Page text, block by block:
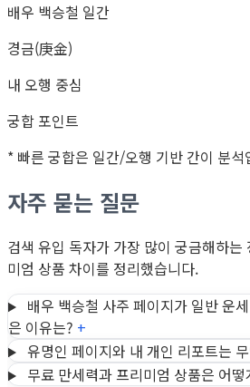
배우 백승철 일간
경금(庚金)
내 오행 중심
궁합 포인트
* 빠른 궁합은 일간/오행 기반 간이 분석
자주 묻는 질문
검색 유입 독자가 가장 많이 궁금해하는
미엄 상품 차이를 정리했습니다.
배우 백승철 사주 페이지가 일반 운
은 이유는? +
유명인 페이지와 내 개인 리포트는
무료 만세력과 프리미엄 상품은 어